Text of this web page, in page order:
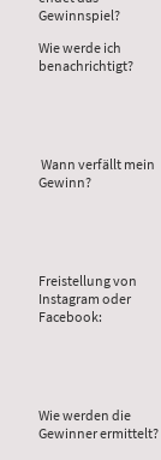
Gewinnspiel?
Wie werde ich
benachrichtigt?
Wann verfällt mein
Gewinn?
Freistellung von
Instagram oder
Facebook:
Wie werden die
Gewinner ermittelt?